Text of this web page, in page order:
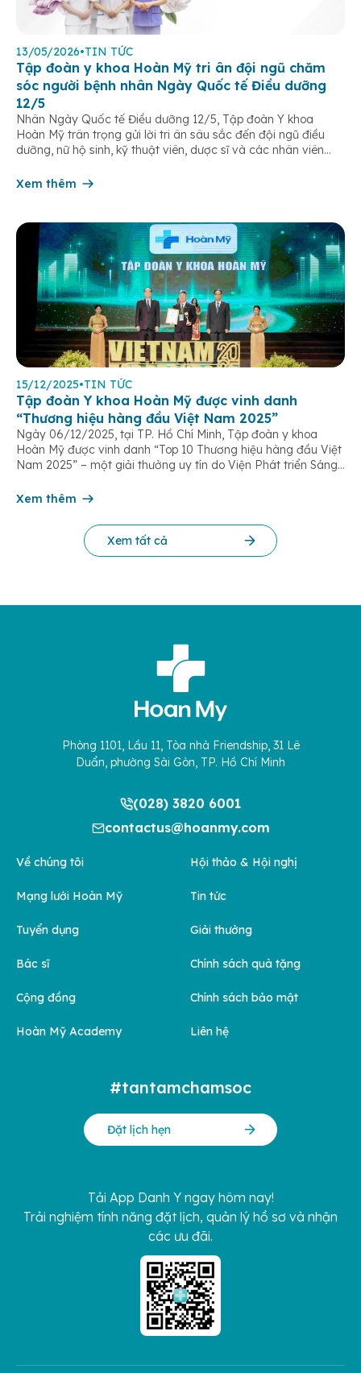
13/05/2026•TIN TỨC
Tập đoàn y khoa Hoàn Mỹ tri ân đội ngũ chăm
sóc người bệnh nhân Ngày Quốc tế Điều dưỡng
12/5
Nhân Ngày Quốc tế Điều dưỡng 12/5, Tập đoàn Y khoa
Hoàn Mỹ trân trọng gửi lời tri ân sâu sắc đến đội ngũ điều
dưỡng, nữ hộ sinh, kỹ thuật viên, dược sĩ và các nhân viên
âm thầm đồng hành trên […]
Xem thêm
15/12/2025•TIN TỨC
Tập đoàn Y khoa Hoàn Mỹ được vinh danh
“Thương hiệu hàng đầu Việt Nam 2025”
Ngày 06/12/2025, tại TP. Hồ Chí Minh, Tập đoàn y khoa
Hoàn Mỹ được vinh danh “Top 10 Thương hiệu hàng đầu Việt
Nam 2025” – một giải thưởng uy tín do Viện Phát triển Sáng
cứu Phát triển Doanh nghiệp Châu Á […]
Xem thêm
Xem tất cả
Phòng 1101, Lầu 11, Tòa nhà Friendship, 31 Lê
Duẩn, phường Sài Gòn, TP. Hồ Chí Minh
(028) 3820 6001
contactus@hoanmy.com
Về chúng tôi
Mạng lưới Hoàn Mỹ
Tuyển dụng
Bác sĩ
Cộng đồng
Hoàn Mỹ Academy
Hội thảo & Hội nghị
Tin tức
Giải thưởng
Chính sách quà tặng
Chính sách bảo mật
Liên hệ
#tantamchamsoc
Đặt lịch hẹn
Tải App Danh Y ngay hôm nay!
Trải nghiệm tính năng đặt lịch, quản lý hồ sơ và nhận
các ưu đãi.